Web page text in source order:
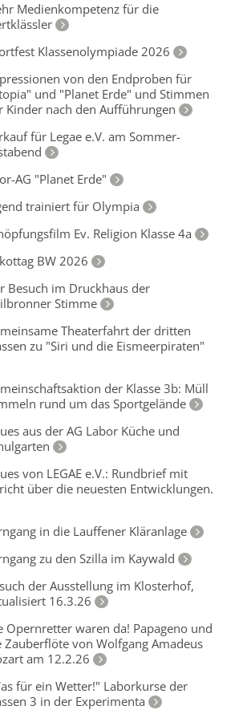
Medienkompetenz für die
Klassenolympiade 2026
von den Endproben für
und "Planet Erde" und Stimmen
Kinder nach den Aufführungen
für Legae e.V. am Sommer-
AG "Planet Erde"
trainiert für Olympia
Ev. Religion Klasse 4a
BW 2026
Besuch im Druckhaus der
Stimme
Theaterfahrt der dritten
zu "Siri und die Eismeerpiraten"
der Klasse 3b: Müll
rund um das Sportgelände
aus der AG Labor Küche und
von LEGAE e.V.: Rundbrief mit
über die neuesten Entwicklungen.
in die Lauffener Kläranlage
zu den Szilla im Kaywald
der Ausstellung im Klosterhof,
16.3.26
Opernretter waren da! Papageno und
Zauberflöte von Wolfgang Amadeus
am 12.2.26
für ein Wetter!" Laborkurse der
3 in der Experimenta